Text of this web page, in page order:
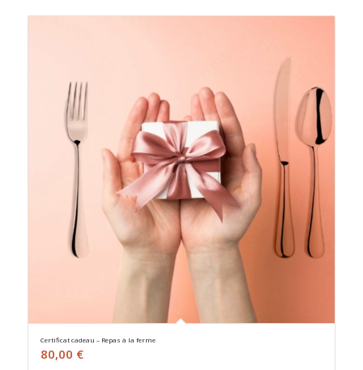
Certificat cadeau – Repas à la ferme
80,00 €